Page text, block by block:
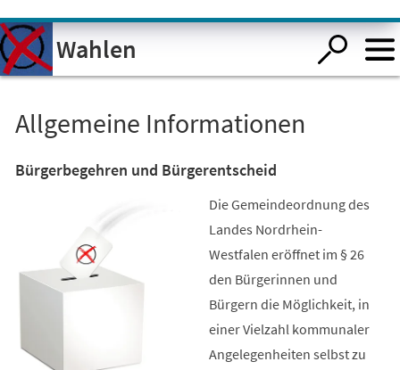
Visuelle
Assistenzsoftware
öffnen.
Wahlen
Allgemeine Informationen
Bürgerbegehren und Bürgerentscheid
Die Gemeindeordnung des
Landes Nordrhein-
Westfalen eröffnet im § 26
den Bürgerinnen und
Bürgern die Möglichkeit, in
einer Vielzahl kommunaler
Angelegenheiten selbst zu